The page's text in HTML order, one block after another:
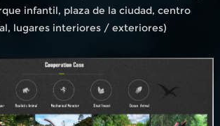
infantil, plaza de la ciudad, centro
lugares interiores / exteriores)